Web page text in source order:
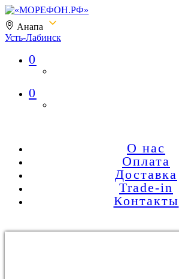
Анапа
Усть-Лабинск
«МОРЕФОН.РФ»
0
0
О нас
Оплата
Доставка
Trade-in
Контакты